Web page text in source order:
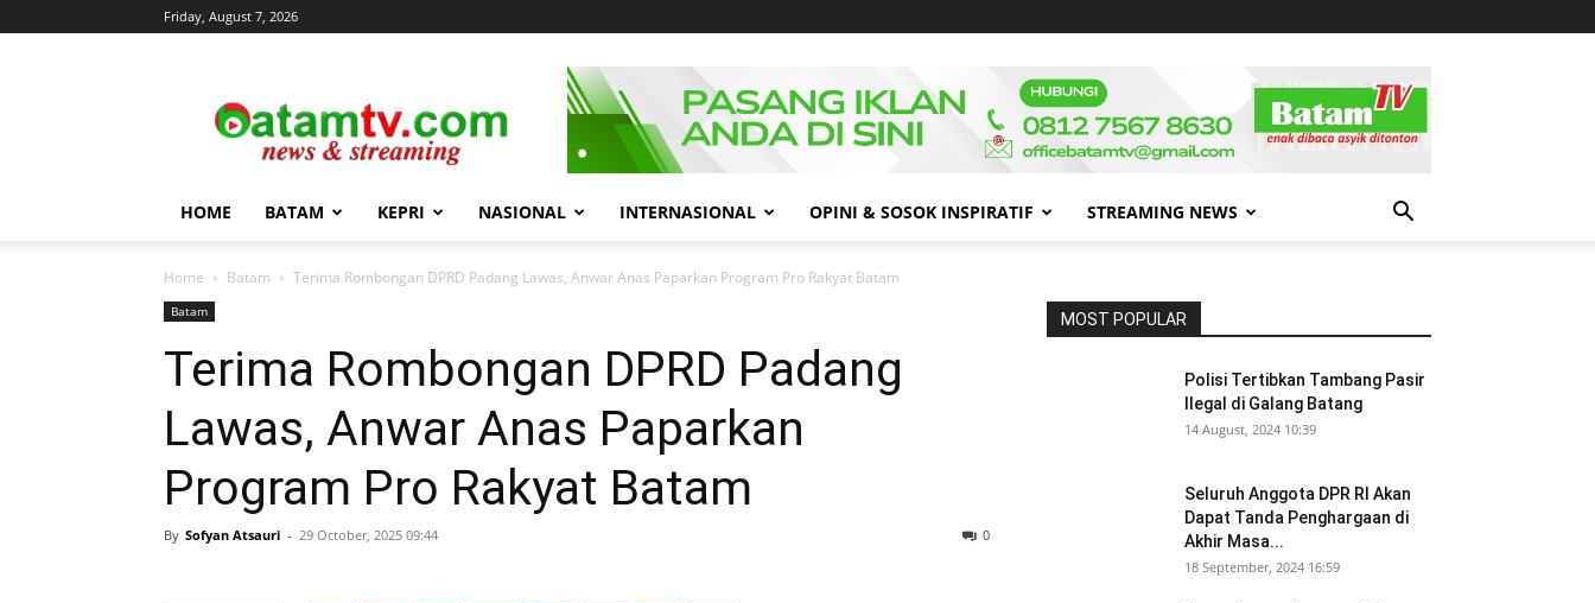
Friday, August 7, 2026
&
streaming
HOME BATAM KEPRI NASIONAL INTERNASIONAL OPINI & SOSOK INSPIRATIF STREAMING NEWS
Home Batam Terima Rombongan DPRD Padang Lawas, Anwar Anas Paparkan Program Pro Rakyat Batam
Batam
Terima Rombongan DPRD Padang
Lawas, Anwar Anas Paparkan
Program Pro Rakyat Batam
By Sofyan Atsauri - 29 October, 2025 09:44 0
MOST POPULAR
Polisi Tertibkan Tambang Pasir
Ilegal di Galang Batang
14 August, 2024 10:39
Seluruh Anggota DPR RI Akan
Dapat Tanda Penghargaan di
Akhir Masa...
18 September, 2024 16:59